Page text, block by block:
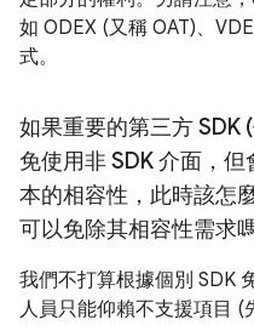
如 ODEX (又稱 OAT)、
式。
如果重要的第三方 SDK
免使用非 SDK 介面，
本的相容性，此時該怎
可以免除其相容性需求
我們不打算根據個別 SDK
人員只能仰賴不支援項目 (